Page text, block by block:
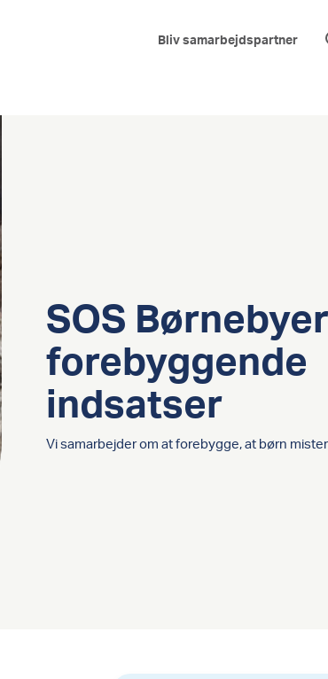
Bliv samarbejdspartner
SOS
forebyggende
indsatser
Vi samarbejder om at forebygge, at børn